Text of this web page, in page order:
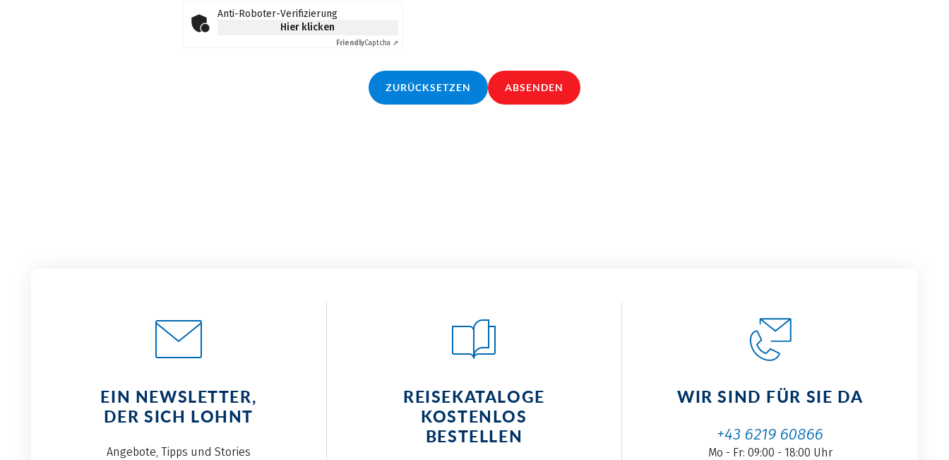
Anti-Roboter-Verifizierung
Hier klicken
FriendlyCaptcha ⇗
ZURÜCKSETZEN ABSENDEN
EIN NEWSLETTER,
DER SICH LOHNT
Angebote, Tipps und Stories
REISEKATALOGE
KOSTENLOS
BESTELLEN
WIR SIND FÜR SIE DA
+43 6219 60866
Mo - Fr: 09:00 - 18:00 Uhr